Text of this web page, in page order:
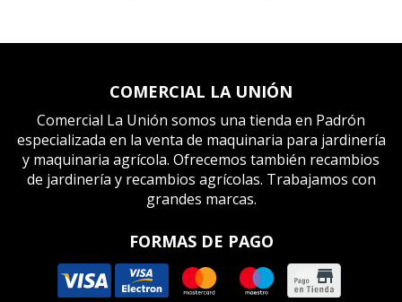
COMERCIAL LA UNIÓN
Comercial La Unión somos una tienda en Padrón
especializada en la venta de maquinaria para jardinería
y maquinaria agrícola. Ofrecemos también recambios
de jardinería y recambios agrícolas. Trabajamos con
grandes marcas.
FORMAS DE PAGO